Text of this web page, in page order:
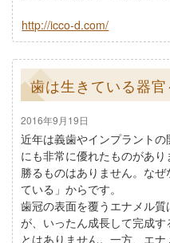
http://icco-d.com/
歯は生きている器官
2016年9月19日
近年は義歯やインプラント
にも非常に優れたものがあ
勝るものはありません。な
ている」からです。
歯冠の表面を覆うエナメル
が、いったん成長して完成
とはありません。一方、エ